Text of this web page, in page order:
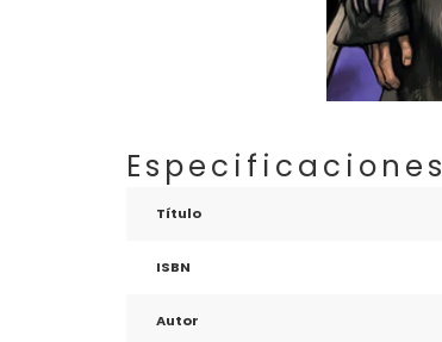
Especificaciones
Título
ISBN
Autor